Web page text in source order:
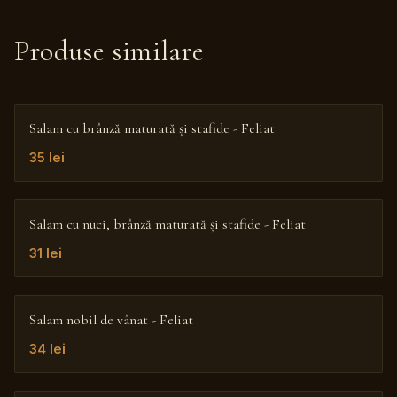
Produse similare
Salam cu brânză maturată și stafide - Feliat
35 lei
Salam cu nuci, brânză maturată și stafide - Feliat
31 lei
Salam nobil de vânat - Feliat
34 lei